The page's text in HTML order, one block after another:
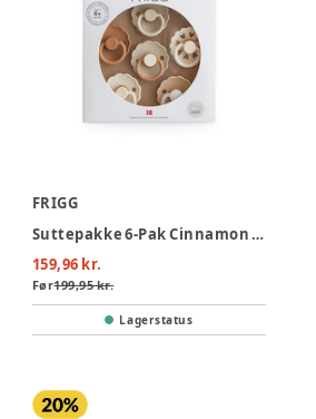
FRIGG
Suttepakke 6-Pak Cinnamon Charm Latex Str. 2
159,96 kr.
Før199,95 kr.
Lagerstatus